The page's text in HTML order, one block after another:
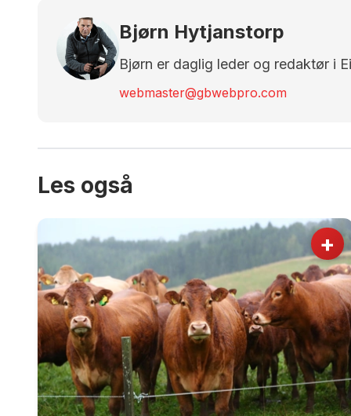
Bjørn Hytjanstorp
Bjørn er daglig leder og redaktør i
webmaster@gbwebpro.com
Les også
+